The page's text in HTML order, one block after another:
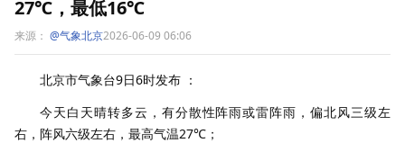
27℃，最低16℃
来源： @气象北京2026-06-09 06:06
北京市气象台9日6时发布 ​​​：
今天白天晴转多云，有分散性阵雨或雷阵雨，偏北风三级左
右，阵风六级左右，最高气温27℃；